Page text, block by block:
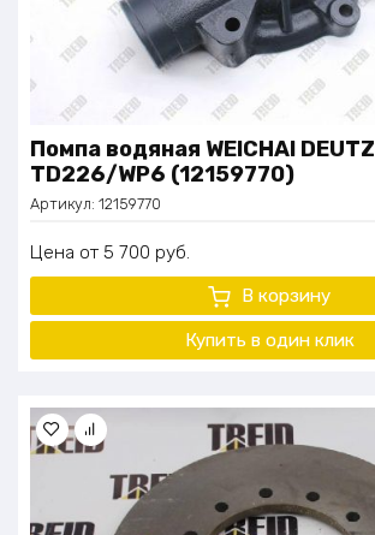
Помпа водяная WEICHAI DEUTZ
TD226/WP6 (12159770)
Артикул: 12159770
Цена 5 700 руб.
В корзину
Купить в один клик